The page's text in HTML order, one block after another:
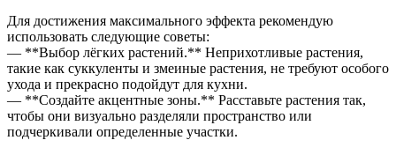
Для достижения максимального эффекта рекомендую
использовать следующие советы:
— **Выбор лёгких растений.** Неприхотливые растения,
такие как суккуленты и змеиные растения, не требуют особого
ухода и прекрасно подойдут для кухни.
— **Создайте акцентные зоны.** Расставьте растения так,
чтобы они визуально разделяли пространство или
подчеркивали определенные участки.